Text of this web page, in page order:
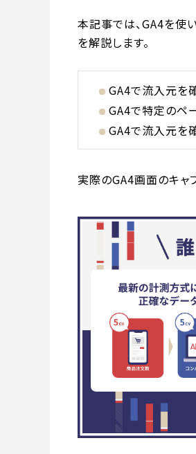
本記事では、GA4を使
を解説します。
GA4で流入元を
GA4で特定のペ
GA4で流入元を
実際のGA4画面のキャ